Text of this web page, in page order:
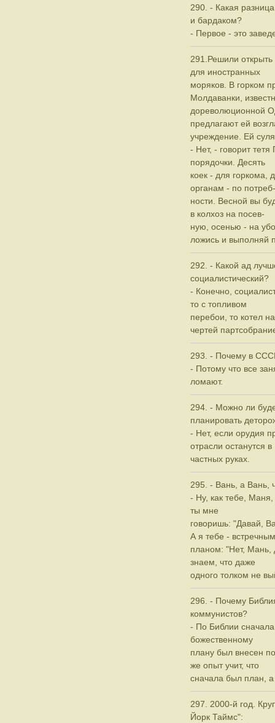
290. - Какая
и бардаком?
- Первое - это
291.Решили
для иностранных
моряков. В горком
Молдаванки,
дореволюционной
предлагают ей
учреждение. Ей
- Нет, - говорит
порядочки. Десять
коек - для горкома,
органам - по потреб-
ности. Весной вы
в колхоз на посев-
ную, осенью - на
ложись и выполняй
292. - Какой ад
социалистический?
- Конечно,
то с топливом
перебои, то котел
чертей
293. - Почему в
- Потому что все
ломают.
294. - Можно ли
планировать
- Нет, если орудия
отрасли останутся в
частных руках.
295. - Вань, а Вань,
- Ну, как тебе,
ты мне
говоришь: "Давай,
А я тебе - встречным
планом: "Нет, Мань,
знаем, что даже
одного толком не
296. - Почему
коммунистов?
- По Библии
божественному
плану был внесен
же опыт учит, что
сначала был план,
297. 2000-й год.
Йорк Таймс":